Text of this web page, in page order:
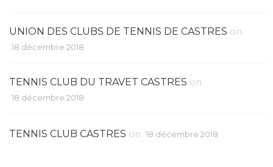
UNION DES CLUBS DE TENNIS DE CASTRES on
18 décembre 2018
TENNIS CLUB DU TRAVET CASTRES on
18 décembre 2018
TENNIS CLUB CASTRES on 18 décembre 2018